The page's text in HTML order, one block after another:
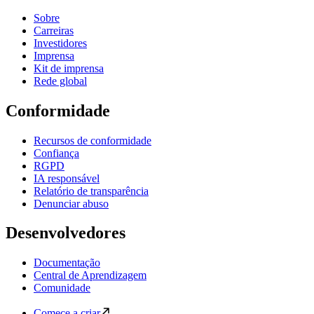
Sobre
Carreiras
Investidores
Imprensa
Kit de imprensa
Rede global
Conformidade
Recursos de conformidade
Confiança
RGPD
IA responsável
Relatório de transparência
Denunciar abuso
Desenvolvedores
Documentação
Central de Aprendizagem
Comunidade